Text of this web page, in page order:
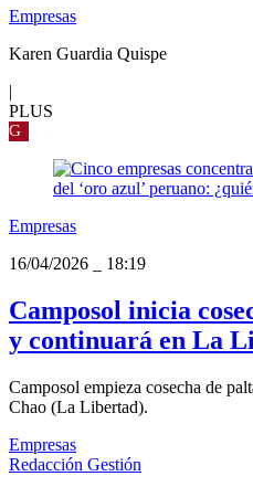
Empresas
Karen Guardia Quispe
|
PLUS
G
Empresas
16/04/2026
18:19
Camposol inicia
y continuará en La
Camposol empieza cosecha de
Chao (La Libertad).
Empresas
Redacción Gestión